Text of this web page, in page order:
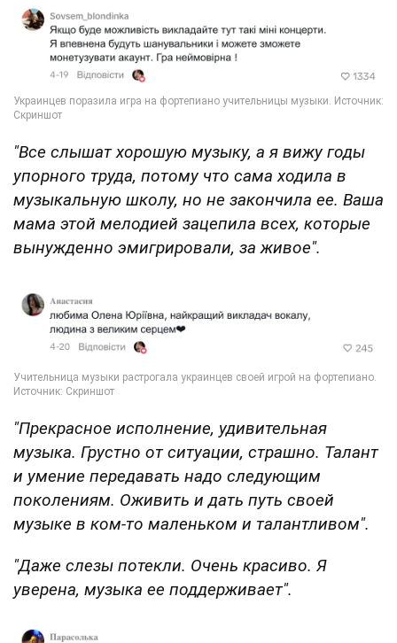
"Все слышат хорошую музыку, а я вижу годы
упорного труда, потому что сама ходила в
музыкальную школу, но не закончила ее. Ваша
мама этой мелодией зацепила всех, которые
вынужденно эмигрировали, за живое".
"Прекрасное исполнение, удивительная
музыка. Грустно от ситуации, страшно. Талант
и умение передавать надо следующим
поколениям. Оживить и дать путь своей
музыке в ком-то маленьком и талантливом".
"Даже слезы потекли. Очень красиво. Я
уверена, музыка ее поддерживает".